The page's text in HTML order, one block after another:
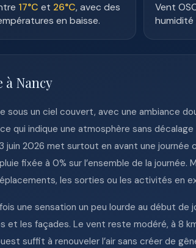
17°C et 26°C, avec des
en baisse.
Vent
humidité
à Nancy
sous un ciel couvert, avec une ambiance
qui indique une atmosphère sans
juin 2026 met surtout en avant une
fixée à 0% sur l’ensemble de la
les sorties ou les activités en
une sensation un peu lourde au début de
et les façades. Le vent reste modéré, à 8
suffit à renouveler l’air sans créer de